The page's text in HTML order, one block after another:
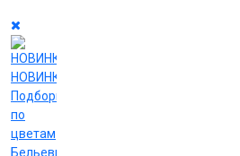
НОВИНКИ
Подборки
по
цветам
Бельевые